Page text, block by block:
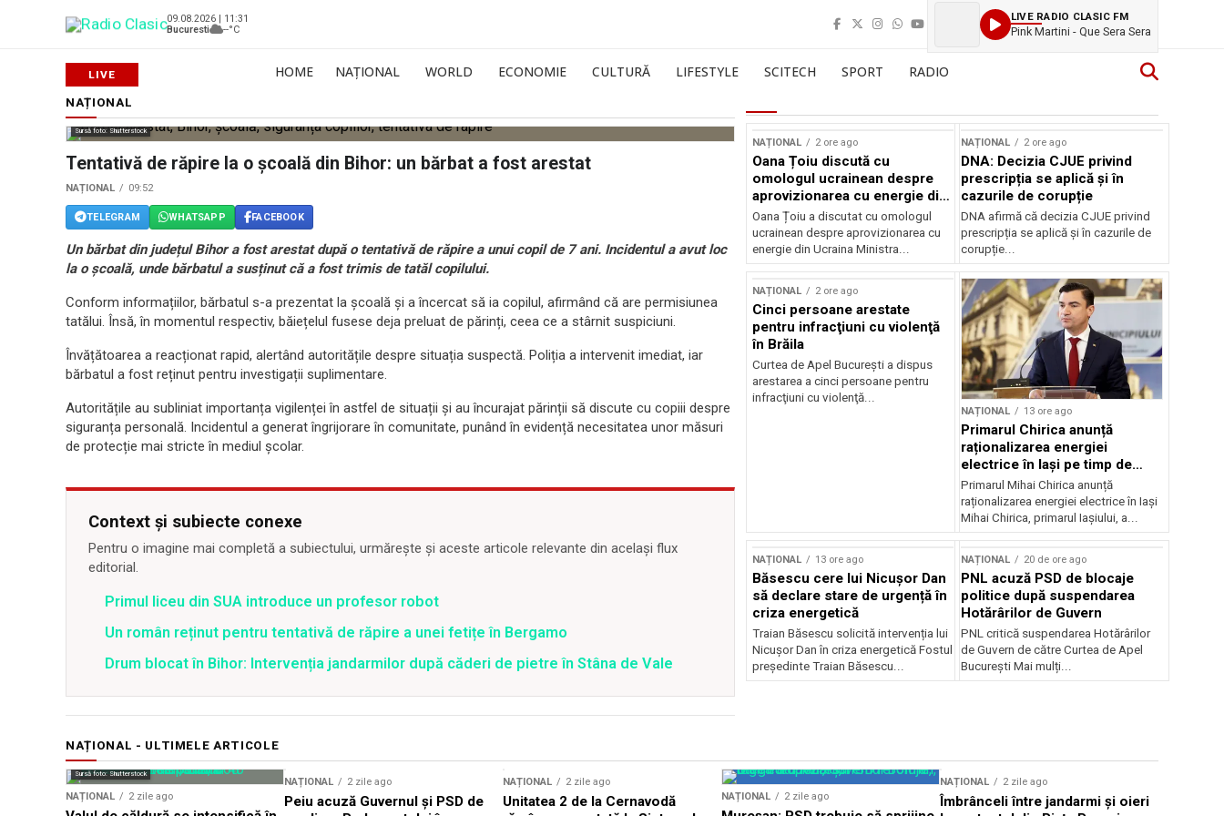
09.08.2026 | 11:31
Bucuresti
--°C
LIVE RADIO CLASIC FM
Pink Martini - Que Sera Sera
HOME NAȚIONAL WORLD ECONOMIE CULTURĂ LIFESTYLE SCITECH SPORT RADIO
NAȚIONAL
Sursă foto: Shutterstock
Tentativă de răpire la o școală din Bihor: un bărbat a fost arestat
NAȚIONAL 09:52
TELEGRAM WHATSAPP FACEBOOK
Un bărbat din județul Bihor a fost arestat după o tentativă de răpire a unui copil de 7 ani. Incidentul a avut loc
la o școală, unde bărbatul a susținut că a fost trimis de tatăl copilului.
Conform informațiilor, bărbatul s-a prezentat la școală și a încercat să ia copilul, afirmând că are permisiunea
tatălui. Însă, în momentul respectiv, băiețelul fusese deja preluat de părinți, ceea ce a stârnit suspiciuni.
Învățătoarea a reacționat rapid, alertând autoritățile despre situația suspectă. Poliția a intervenit imediat, iar
bărbatul a fost reținut pentru investigații suplimentare.
Autoritățile au subliniat importanța vigilenței în astfel de situații și au încurajat părinții să discute cu copiii despre
siguranța personală. Incidentul a generat îngrijorare în comunitate, punând în evidență necesitatea unor măsuri
de protecție mai stricte în mediul școlar.
Context și subiecte conexe
Pentru o imagine mai completă a subiectului, urmărește și aceste articole relevante din același flux
editorial.
Primul liceu din SUA introduce un profesor robot
Un român reținut pentru tentativă de răpire a unei fetițe în Bergamo
Drum blocat în Bihor: Intervenția jandarmilor după căderi de pietre în Stâna de Vale
NAȚIONAL 2 ore ago
Oana Țoiu discută cu
omologul ucrainean despre
aprovizionarea cu energie din
Ucraina
Oana Țoiu a discutat cu omologul
ucrainean despre aprovizionarea cu
energie din Ucraina Ministra...
NAȚIONAL 2 ore ago
DNA: Decizia CJUE privind
prescripția se aplică și în
cazurile de corupție
DNA afirmă că decizia CJUE privind
prescripția se aplică și în cazurile de
corupție...
NAȚIONAL 2 ore ago
Cinci persoane arestate
pentru infracţiuni cu violenţă
în Brăila
Curtea de Apel Bucureşti a dispus
arestarea a cinci persoane pentru
infracţiuni cu violenţă...
NAȚIONAL 13 ore ago
Primarul Chirica anunță
raționalizarea energiei
electrice în Iași pe timp de
noapte
Primarul Mihai Chirica anunță
raționalizarea energiei electrice în Iași
Mihai Chirica, primarul Iașiului, a...
NAȚIONAL 13 ore ago
Băsescu cere lui Nicușor Dan
să declare stare de urgență în
criza energetică
Traian Băsescu solicită intervenția lui
Nicușor Dan în criza energetică Fostul
președinte Traian Băsescu...
NAȚIONAL 20 de ore ago
PNL acuză PSD de blocaje
politice după suspendarea
Hotărârilor de Guvern
PNL critică suspendarea Hotărârilor
de Guvern de către Curtea de Apel
București Mai mulți...
NAȚIONAL - ULTIMELE ARTICOLE
Sursă foto: Shutterstock
NAȚIONAL 2 zile ago
NAȚIONAL 2 zile ago
Peiu acuză Guvernul și PSD de
NAȚIONAL 2 zile ago
Unitatea 2 de la Cernavodă
NAȚIONAL 2 zile ago
NAȚIONAL 2 zile ago
Îmbrânceli între jandarmi și oieri